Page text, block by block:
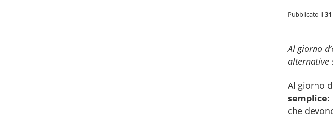
Pubblicato il
Al giorno
alternative
Al giorno
semplice:
che